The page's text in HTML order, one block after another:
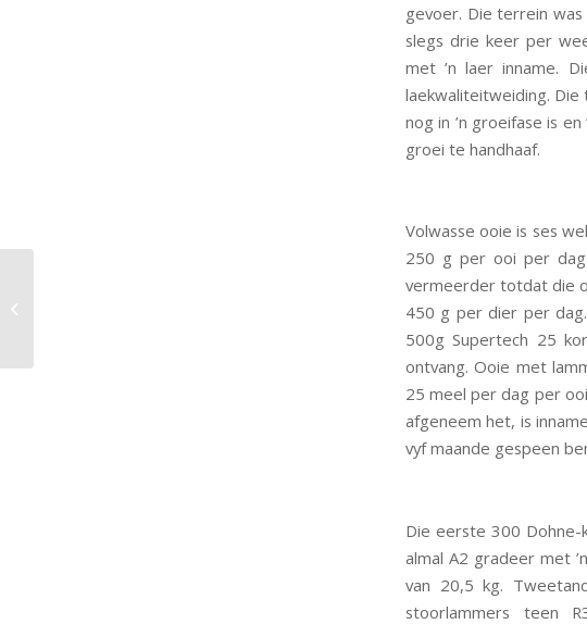
gevoer. Die terrein was
slegs drie keer per
met ’n laer inname.
laekwaliteitweiding.
nog in ’n groeifase is
groei te handhaaf.
Volwasse ooie is ses
250 g per ooi per
vermeerder totdat die
450 g per dier per
500g Supertech 25
ontvang. Ooie met
25 meel per dag per
afgeneem het, is
vyf maande gespeen
Die eerste 300 Dohne-
almal A2 gradeer met
van 20,5 kg.
stoorlammers teen